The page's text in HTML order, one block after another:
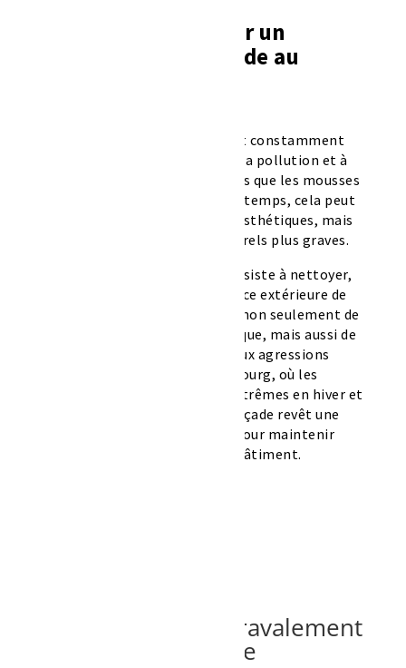
Pourquoi opter pour un
ravalement de façade au
La façade d’un bâtiment est constamment
exposée aux intempéries, à la pollution et à
d’autres facteurs nuisibles tels que les mousses
et les champignons. Au fil du temps, cela peut
entraîner des dégradations esthétiques, mais
aussi des problèmes structurels plus graves.
Le ravalement de façade consiste à nettoyer,
réparer et protéger la surface extérieure de
votre bâtiment. Cela permet non seulement de
préserver son aspect esthétique, mais aussi de
renforcer sa résistance aux agressions
extérieures. Au Luxembourg, où les
températures peuvent être extrêmes en hiver et
en été, le ravalement de façade revêt une
importance particulière pour maintenir
l’intégrité de votre bâtiment.
Les avantages du ravalement
de façade